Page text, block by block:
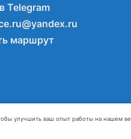
Telegram
маршрут
улучшить ваш опыт работы на нашем